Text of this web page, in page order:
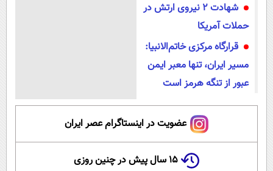
شهادت 2 نیروی ارتش در
حملات آمریکا
قرارگاه مرکزی خاتم‌الانبیا:
مسیر ایران، تنها معبر ایمن
عبور از تنگه هرمز است
عضویت در اینستاگرام عصر ایران
۱۵ سال پیش در چنین روزی